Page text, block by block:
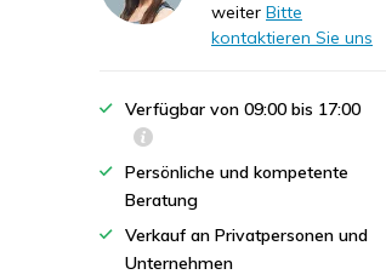
weiter Bitte
kontaktieren Sie uns
Verfügbar von 09:00 bis 17:00
Persönliche und kompetente
Beratung
Verkauf an Privatpersonen und
Unternehmen